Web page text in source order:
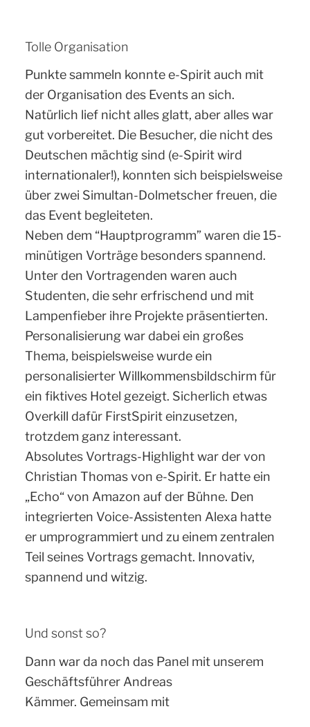
Tolle Organisation
Punkte sammeln konnte e-Spirit auch mit
der Organisation des Events an sich.
Natürlich lief nicht alles glatt, aber alles war
gut vorbereitet. Die Besucher, die nicht des
Deutschen mächtig sind (e-Spirit wird
internationaler!), konnten sich beispielsweise
über zwei Simultan-Dolmetscher freuen, die
das Event begleiteten.
Neben dem “Hauptprogramm” waren die 15-
minütigen Vorträge besonders spannend.
Unter den Vortragenden waren auch
Studenten, die sehr erfrischend und mit
Lampenfieber ihre Projekte präsentierten.
Personalisierung war dabei ein großes
Thema, beispielsweise wurde ein
personalisierter Willkommensbildschirm für
ein fiktives Hotel gezeigt. Sicherlich etwas
Overkill dafür FirstSpirit einzusetzen,
trotzdem ganz interessant.
Absolutes Vortrags-Highlight war der von
Christian Thomas von e-Spirit. Er hatte ein
„Echo“ von Amazon auf der Bühne. Den
integrierten Voice-Assistenten Alexa hatte
er umprogrammiert und zu einem zentralen
Teil seines Vortrags gemacht. Innovativ,
spannend und witzig.
Und sonst so?
Dann war da noch das Panel mit unserem
Geschäftsführer Andreas
Kämmer. Gemeinsam mit